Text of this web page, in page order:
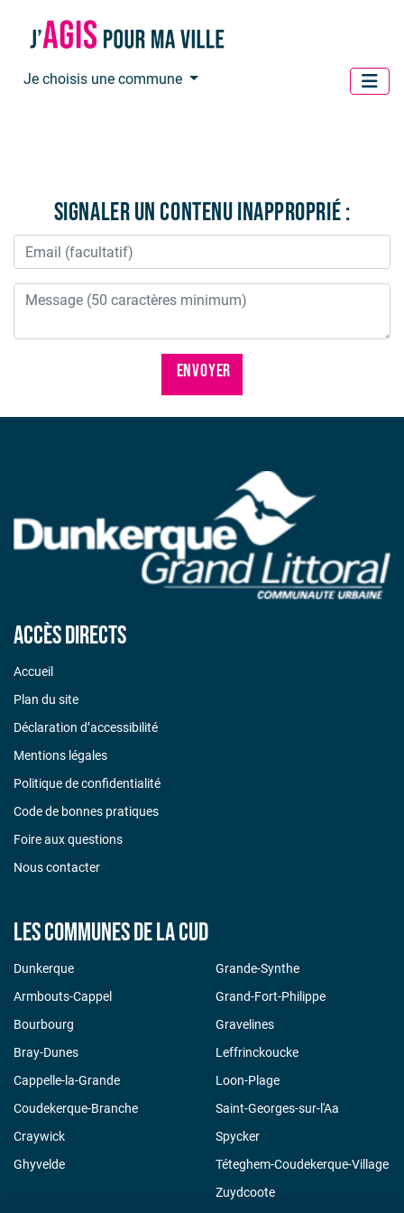
Je choisis une commune
Signaler un contenu inapproprié :
ENVOYER
Accès directs
Accueil
Plan du site
Déclaration d’accessibilité
Mentions légales
Politique de confidentialité
Code de bonnes pratiques
Foire aux questions
Nous contacter
Les communes de la CUD
Dunkerque
Armbouts-Cappel
Bourbourg
Bray-Dunes
Cappelle-la-Grande
Coudekerque-Branche
Craywick
Ghyvelde
Grande-Synthe
Grand-Fort-Philippe
Gravelines
Leffrinckoucke
Loon-Plage
Saint-Georges-sur-l'Aa
Spycker
Téteghem-Coudekerque-Village
Zuydcoote